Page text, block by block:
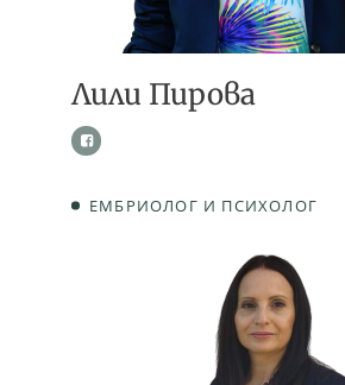
Лили Пирова
ЕМБРИОЛОГ И ПСИХОЛОГ